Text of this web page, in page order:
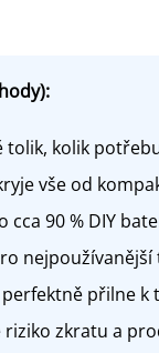
kolik
vše od
90 % DIY
nejpoužívanější
přilne k
zkratu a